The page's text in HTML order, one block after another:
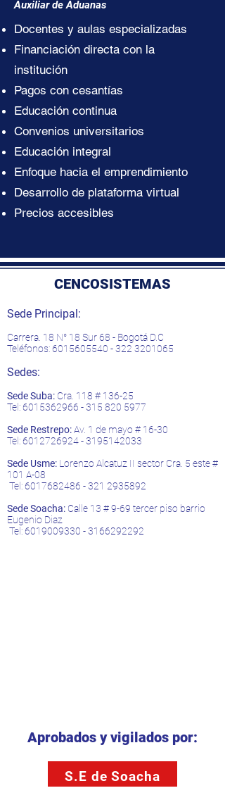
Auxiliar de Aduanas
Docentes y aulas especializadas
Financiación directa con la
institución
Pagos con cesantías
Educación continua
Convenios universitarios
Educación integral
Enfoque hacia el emprendimiento
Desarrollo de plataforma virtual
Precios accesibles
CENCOSISTEMAS
Sede Principal:
Carrera. 18 N° 18 Sur 68 - Bogotá D.C
Teléfonos:6015605540 - 322 3201065
Sedes:
Sede Suba: Cra. 118 # 136-25
Tel:6015362966 - 315 820 5977
Sede Restrepo:Av. 1 de mayo # 16-30
Tel:6012726924-3195142033
Sede Usme: Lorenzo Alcatuz II sector Cra. 5 este #
101 A-08
Tel:6017682486 - 321 2935892
Sede Soacha: Calle 13 # 9-69 tercer piso barrio
Eugenio Diaz
Tel:6019009330 -3166292292
Aprobados y vigilados por:
S.E de Soacha